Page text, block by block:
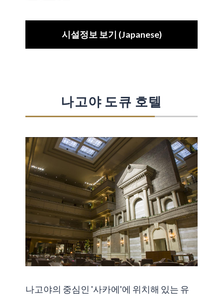
시설정보 보기 (Japanese)
나고야 도큐 호텔
나고야의 중심인 '사카에'에 위치해 있는 유